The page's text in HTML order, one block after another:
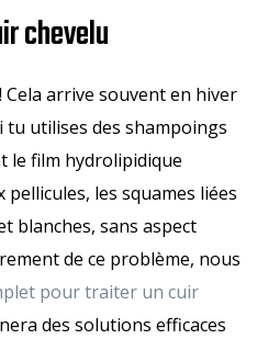
chevelu
arrive souvent en hiver
tu utilises des shampoings
le film hydrolipidique
les squames liées
blanches, sans aspect
de ce problème, nous
pour traiter un cuir
des solutions efficaces